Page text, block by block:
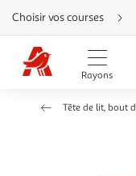
Aller
directement
au
contenu
Aller
directement
Aller
Choisir vos courses
Rayons
Tête de lit, bout